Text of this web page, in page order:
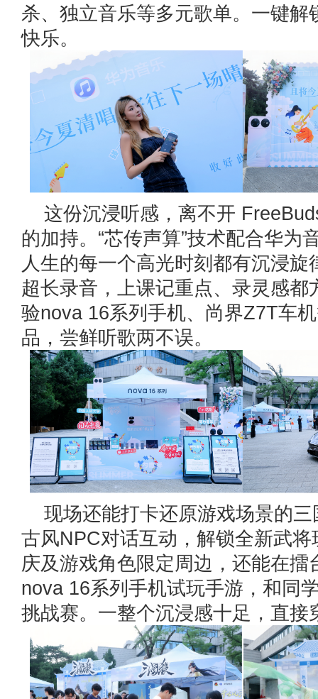
杀、独立音乐等多元歌单。一键解
快乐。
这份沉浸听感，离不开
的加持。“芯传声算”技术配合华为
人生的每一个高光时刻都有沉浸旋
超长录音，上课记重点、录灵感都
验nova 16系列手机、尚界Z7T车
品，尝鲜听歌两不误。
现场还能打卡还原游戏场景的
古风NPC对话互动，解锁全新武
庆及游戏角色限定周边，还能在擂
nova 16系列手机试玩手游，和同
挑战赛。一整个沉浸感十足，直接